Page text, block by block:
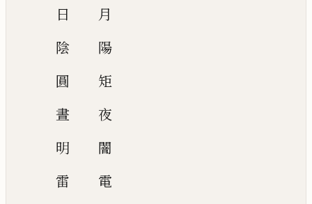
日
月
陰
陽
圓
矩
晝
夜
明
闇
雷
電